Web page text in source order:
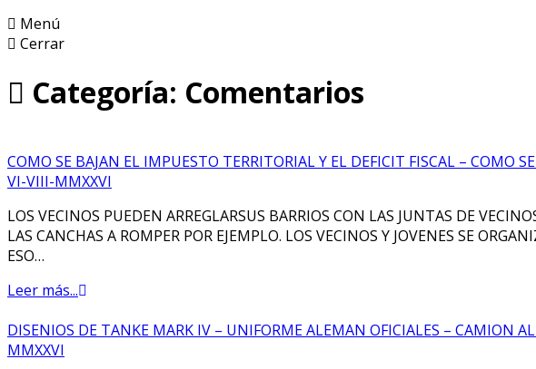
Menú
Cerrar
Categoría: Comentarios
COMO SE BAJAN EL IMPUESTO TERRITORIAL Y EL DEFICIT FISCAL – COMO
VI-VIII-MMXXVI
LOS VECINOS PUEDEN ARREGLARSUS BARRIOS CON LAS JUNTAS DE
LAS CANCHAS A ROMPER POR EJEMPLO. LOS VECINOS Y JOVENES SE
ESO…
Leer más...
DISENIOS DE TANKE MARK IV – UNIFORME ALEMAN OFICIALES – CAMION
MMXXVI